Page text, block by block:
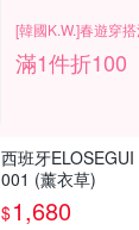
[韓國K.W.]春遊穿
滿1件折100
西班牙
001 (薰衣草)
$1,680